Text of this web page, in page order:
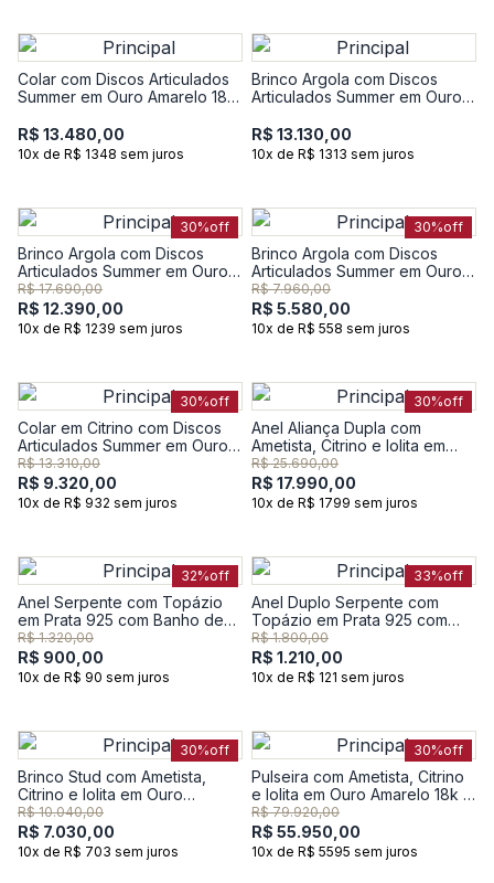
Colar com Discos Articulados
Summer em Ouro Amarelo 18k
R$ 13.480,00
10x de R$ 1348 sem juros
Brinco Argola com Discos
Articulados Summer em Ouro
R$ 13.130,00
10x de R$ 1313 sem juros
30%off
Brinco Argola com Discos
Articulados Summer em Ouro
Amarelo 18k - 26,20 mm
R$ 17.690,00
R$ 12.390,00
10x de R$ 1239 sem juros
30%off
Brinco Argola com Discos
Articulados Summer em Ouro
Amarelo 18k - 8,95 mm
R$ 7.960,00
R$ 5.580,00
10x de R$ 558 sem juros
30%off
Colar em Citrino com Discos
Articulados Summer em Ouro
Amarelo 18k - 45 cm
R$ 13.310,00
R$ 9.320,00
10x de R$ 932 sem juros
30%off
Anel Aliança Dupla com
Ametista, Citrino e Iolita em
Ouro Amarelo 18k
R$ 25.690,00
R$ 17.990,00
10x de R$ 1799 sem juros
32%off
Anel Serpente com Topázio
em Prata 925 com Banho de
Ouro Amarelo 18K
R$ 1.320,00
R$ 900,00
10x de R$ 90 sem juros
33%off
Anel Duplo Serpente com
Topázio em Prata 925 com
Banho de Ouro Amarelo 18K
R$ 1.800,00
R$ 1.210,00
10x de R$ 121 sem juros
30%off
Brinco Stud com Ametista,
Citrino e Iolita em Ouro
Amarelo 18k
R$ 10.040,00
R$ 7.030,00
10x de R$ 703 sem juros
30%off
Pulseira com Ametista, Citrino
e Iolita em Ouro Amarelo 18k -
18cm
R$ 79.920,00
R$ 55.950,00
10x de R$ 5595 sem juros